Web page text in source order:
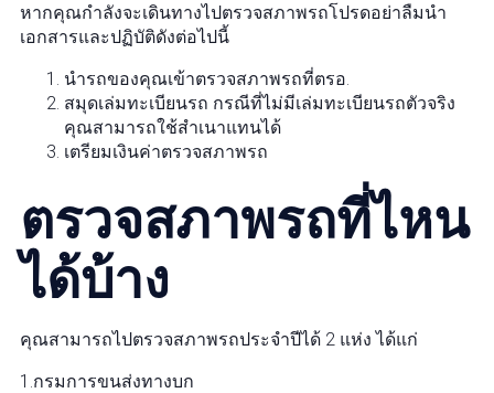
หากคุณกำลังจะเดินทางไปตรวจสภาพรถโปรดอย่าลืมนำ
เอกสารและปฏิบัติดังต่อไปนี้
นำรถของคุณเข้าตรวจสภาพรถที่ตรอ.
สมุดเล่มทะเบียนรถ กรณีที่ไม่มีเล่มทะเบียนรถตัวจริง
คุณสามารถใช้สำเนาแทนได้
เตรียมเงินค่าตรวจสภาพรถ
ตรวจสภาพรถที่ไหน
ได้บ้าง
คุณสามารถไปตรวจสภาพรถประจำปีได้ 2 แห่ง ได้แก่
1.กรมการขนส่งทางบก